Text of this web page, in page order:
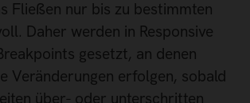
Fließen nur bis zu bestimmten
Daher werden in Responsive
gesetzt, an denen
Veränderungen erfolgen, sobald
über- oder unterschritten